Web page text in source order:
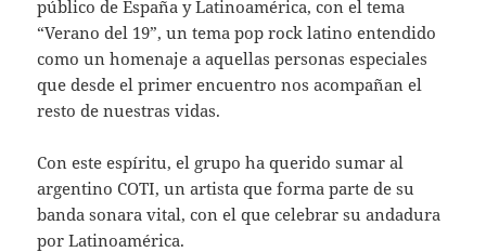
público de España y Latinoamérica, con el tema
“Verano del 19”, un tema pop rock latino entendido
como un homenaje a aquellas personas especiales
que desde el primer encuentro nos acompañan el
resto de nuestras vidas.
Con este espíritu, el grupo ha querido sumar al
argentino COTI, un artista que forma parte de su
banda sonara vital, con el que celebrar su andadura
por Latinoamérica.